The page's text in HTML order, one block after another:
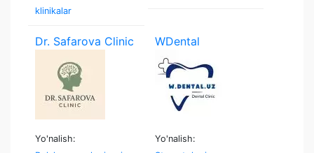
klinikalar
Dr. Safarova Clinic
Yo'nalish:
WDental
Yo'nalish: